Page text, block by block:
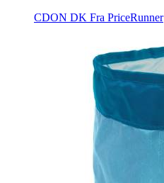
CDON DK Fra PriceRunner